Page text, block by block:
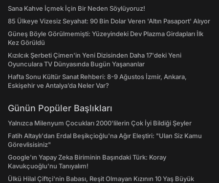
Sana Kahve İçmek İçin Bir Neden Söylüyoruz!
85 Ülkeye Vizesiz Seyahat: 90 Bin Dolar Veren 'Altın Pasaport' Alıyor
Güneş Böyle Görülmemişti: Yüzeyindeki Dev Plazma Girdapları İlk
Kez Görüldü
Kızılcık Şerbeti Çimen'in Yeni Dizisinden Daha 17'deki Yeni
Oyunculara TV Dünyasında Bugün Yaşananlar
Hafta Sonu Kültür Sanat Rehberi: 8-9 Ağustos İzmir, Ankara,
Eskişehir ve Antalya’da Neler Var?
Günün Popüler Başlıkları
Yalnızca Milenyum Çocukları 2000'lilerin Çok İyi Bildiği Şeyler
Fatih Altaylı'dan Erdal Beşikçioğlu'na Ağır Eleştiri: "Ulan Siz Kamu
Görevlisisiniz"
Google'ın Yapay Zeka Biriminin Başındaki Türk: Koray
Kavukçuoğlu'nu Tanıyalım!
Ülkü Hilal Çiftçi'nin Babası, Reşit Olmayan Kızının 10 Yaş Büyük